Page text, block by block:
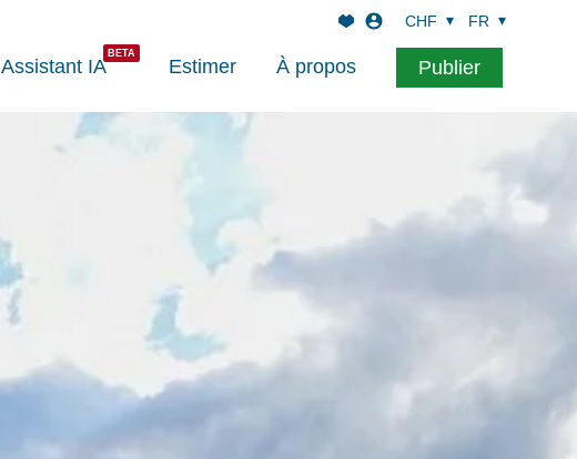
Assistant IA Estimer À propos Publier
CHF FR